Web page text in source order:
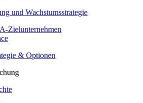
und Wachstumsstrategie
Zielunternehmen
& Optionen